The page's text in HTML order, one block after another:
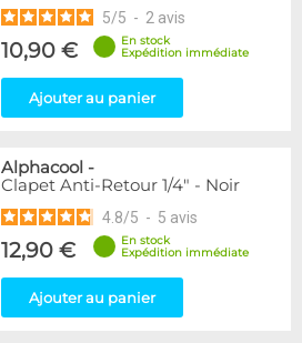
5/5 - 2 avis
10,90 €
En stock
Expédition immédiate
Ajouter au panier
Alphacool -
Clapet Anti-Retour 1/4" - Noir
4.8/5 - 5 avis
12,90 €
En stock
Expédition immédiate
Ajouter au panier